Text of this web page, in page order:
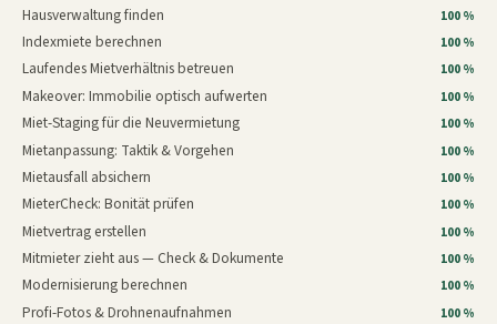
Hausverwaltung finden 100 %
Indexmiete berechnen 100 %
Laufendes Mietverhältnis betreuen 100 %
Makeover: Immobilie optisch aufwerten 100 %
Miet-Staging für die Neuvermietung 100 %
Mietanpassung: Taktik & Vorgehen 100 %
Mietausfall absichern 100 %
MieterCheck: Bonität prüfen 100 %
Mietvertrag erstellen 100 %
Mitmieter zieht aus — Check & Dokumente 100 %
Modernisierung berechnen 100 %
Profi-Fotos & Drohnenaufnahmen 100 %